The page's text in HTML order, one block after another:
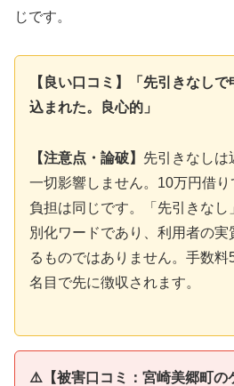
じです。
【良い口コミ】「先引きなし
込まれた。良心的」
【注意点・論破】 先引きなしは
一切影響しません。10万円借
負担は同じです。「先引きな
別化ワードであり、利用者の
るものではありません。手数
名目で先に徴収されます。
⚠️【被害口コミ：宮崎美郷町の